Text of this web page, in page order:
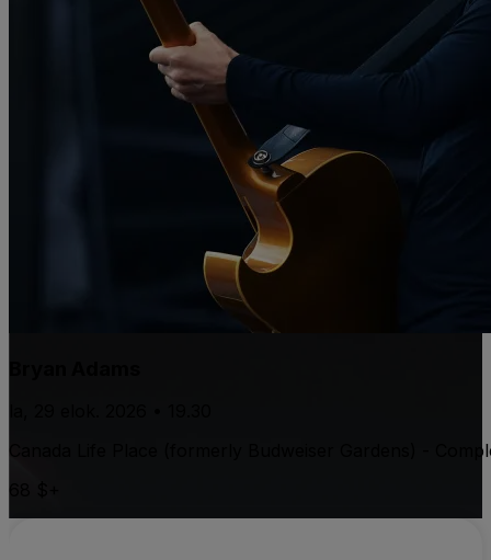
Canada Life Place (formerly Budweiser Gardens) -